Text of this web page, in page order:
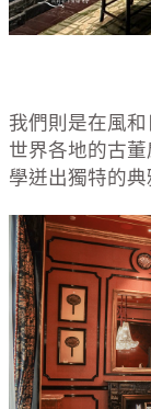
我們則是在風
世界各地的古
學迸出獨特的典